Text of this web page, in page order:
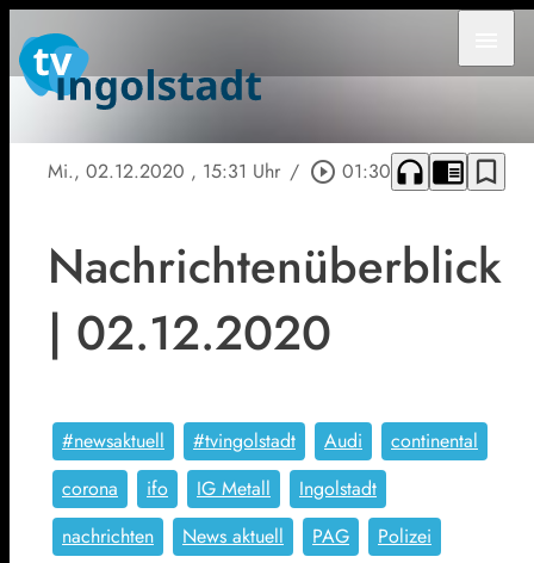
Mi., 02.12.2020 , 15:31 Uhr / play_circle_outline 01:30 headphones chrome_reader_mode bookmark_border
Nachrichtenüberblick
| 02.12.2020
#newsaktuell #tvingolstadt Audi
continental
corona
ifo IG Metall
Ingolstadt
nachrichten
News aktuell PAG
Polizei